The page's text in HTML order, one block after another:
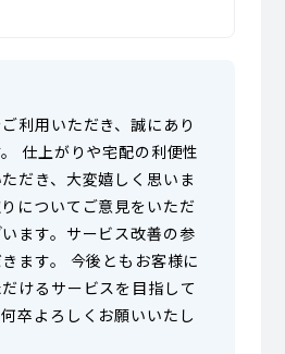
利用いただき、誠にあり
仕上がりや宅配の利便性
だき、大変嬉しく思いま
についてご意見をいただ
ます。サービス改善の参
ます。 今後ともお客様に
けるサービスを目指して
卒よろしくお願いいたし